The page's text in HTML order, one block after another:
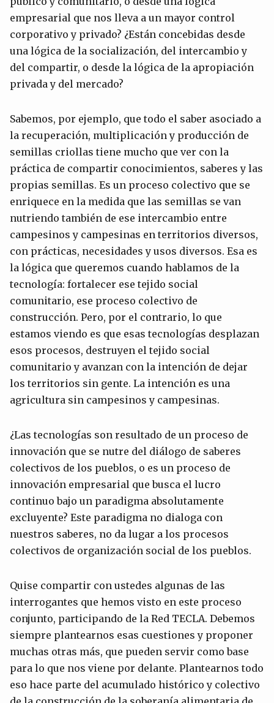
empresarial que nos lleva a un mayor control
corporativo y privado? ¿Están concebidas desde
una lógica de la socialización, del intercambio y
del compartir, o desde la lógica de la apropiación
privada y del mercado?
Sabemos, por ejemplo, que todo el saber asociado a
la recuperación, multiplicación y producción de
semillas criollas tiene mucho que ver con la
práctica de compartir conocimientos, saberes y las
propias semillas. Es un proceso colectivo que se
enriquece en la medida que las semillas se van
nutriendo también de ese intercambio entre
campesinos y campesinas en territorios diversos,
con prácticas, necesidades y usos diversos. Esa es
la lógica que queremos cuando hablamos de la
tecnología: fortalecer ese tejido social
comunitario, ese proceso colectivo de
construcción. Pero, por el contrario, lo que
estamos viendo es que esas tecnologías desplazan
esos procesos, destruyen el tejido social
comunitario y avanzan con la intención de dejar
los territorios sin gente. La intención es una
agricultura sin campesinos y campesinas.
¿Las tecnologías son resultado de un proceso de
innovación que se nutre del diálogo de saberes
colectivos de los pueblos, o es un proceso de
innovación empresarial que busca el lucro
continuo bajo un paradigma absolutamente
excluyente? Este paradigma no dialoga con
nuestros saberes, no da lugar a los procesos
colectivos de organización social de los pueblos.
Quise compartir con ustedes algunas de las
interrogantes que hemos visto en este proceso
conjunto, participando de la Red TECLA. Debemos
siempre plantearnos esas cuestiones y proponer
muchas otras más, que pueden servir como base
para lo que nos viene por delante. Plantearnos todo
eso hace parte del acumulado histórico y colectivo